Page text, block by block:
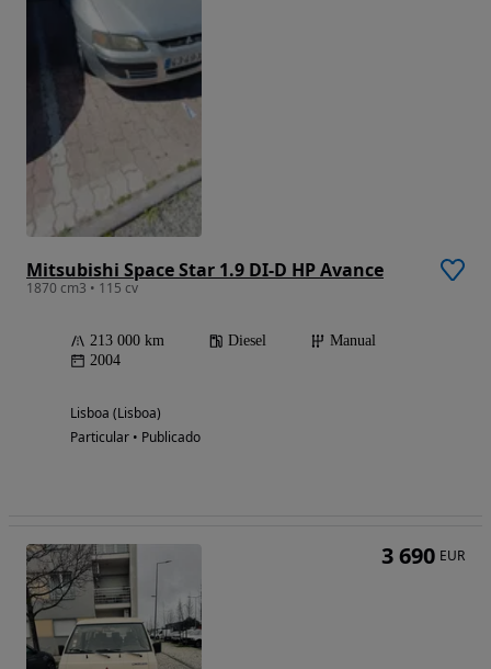
Mitsubishi Space Star 1.9 DI-D HP Avance
1870 cm3 • 115 cv
213 000 km Diesel
Manual
2004
Lisboa (Lisboa)
Particular • Publicado
3 690 EUR